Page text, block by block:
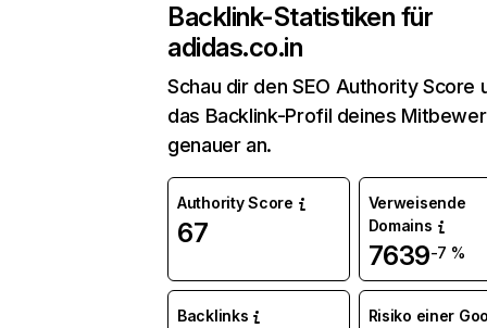
Backlink-Statistiken für
adidas.co.in
Schau dir den SEO Authority Score
das Backlink-Profil deines
genauer an.
Authority Score
67
Verweisende
Domains
7639-7 %
Backlinks
Risiko einer